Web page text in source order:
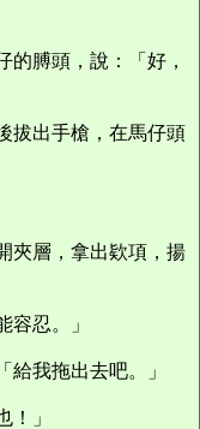
的膊頭，說：「好，
拔出手槍，在馬仔頭
夾層，拿出欵項，揚
容忍。」
我拖出去吧。」
！」